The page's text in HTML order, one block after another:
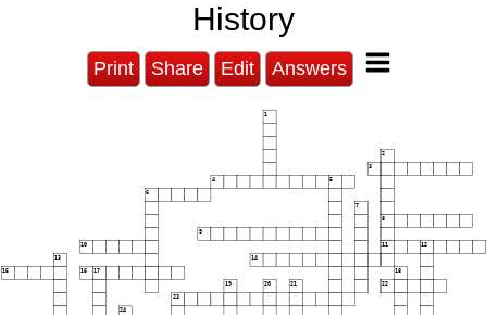
History
Print Share Edit Answers
1
2
3
4 5
6
7
8
9
10 11 12
13 14
15 16 17 18
19 20 21 22
23
24